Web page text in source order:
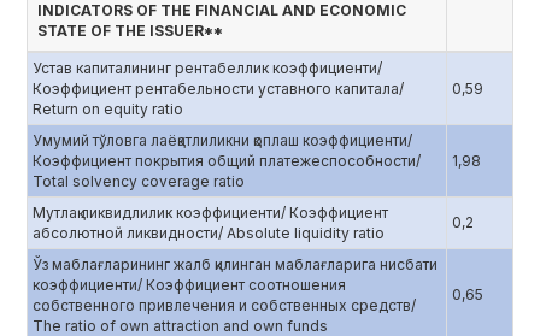
INDICATORS OF THE FINANCIAL AND ECONOMIC
STATE OF THE ISSUER**
Устав капиталининг рентабеллик коэффициенти/
Коэффициент рентабельности уставного капитала/
Return on equity ratio
0,59
Умумий тўловга лаёқатлиликни қоплаш коэффициенти/
Коэффициент покрытия общий платежеспособности/
Total solvency coverage ratio
1,98
Мутлақ ликвидлилик коэффициенти/ Коэффициент
абсолютной ликвидности/ Absolute liquidity ratio
0,2
Ўз маблағларининг жалб қилинган маблағларига нисбати
коэффициенти/ Коэффициент соотношения
собственного привлечения и собственных средств/
The ratio of own attraction and own funds
0,65